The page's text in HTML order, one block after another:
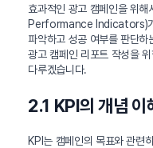
효과적인 광고 캠페인을 위
Performance Indicators)가
파악하고 성공 여부를 판단
광고 캠페인 리포트 작성을
다루겠습니다.
2.1 KPI의 개념 이
KPI는 캠페인의 목표와 관련